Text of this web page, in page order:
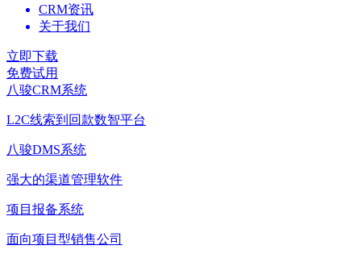
CRM资讯
关于我们
立即下载
免费试用
八骏CRM系统
L2C线索到回款数智平台
八骏DMS系统
强大的渠道管理软件
项目报备系统
面向项目型销售公司